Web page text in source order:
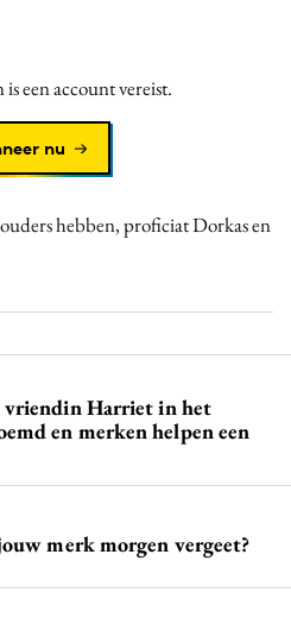
een account vereist.
nu
hebben, proficiat Dorkas en
vriendin Harriet in het
en merken helpen een
merk morgen vergeet?